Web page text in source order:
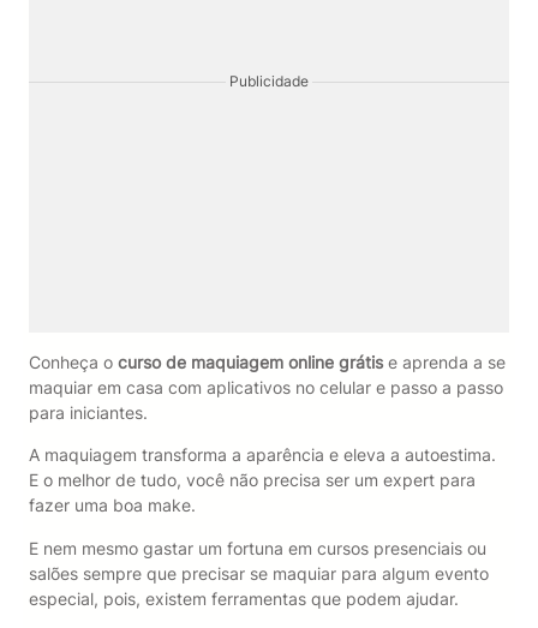
Publicidade
Conheça o curso de maquiagem online grátise aprenda a se
maquiar em casa com aplicativos no celular e passo a passo
para iniciantes.
A maquiagem transforma a aparência e eleva a autoestima.
E o melhor de tudo, você não precisa ser um expert para
fazer uma boa make.
E nem mesmo gastar um fortuna em cursos presenciais ou
salões sempre que precisar se maquiar para algum evento
especial, pois, existem ferramentas que podem ajudar.